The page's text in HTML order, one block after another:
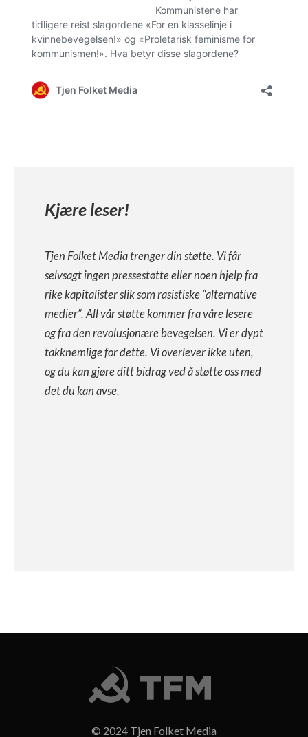
Kjære leser!
Tjen Folket Media trenger din støtte. Vi får
selvsagt ingen pressestøtte eller noen hjelp fra
rike kapitalister slik som rasistiske “alternative
medier”. All vår støtte kommer fra våre lesere
og fra den revolusjonære bevegelsen. Vi er dypt
takknemlige for dette. Vi overlever ikke uten,
og du kan gjøre ditt bidrag ved å støtte oss med
det du kan avse.
© 2024 Tjen Folket Media